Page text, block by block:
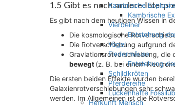
Kambrische
Kambrische
Vierbeiner
Entstehung
Vögel
Fledermäuse
Entstehung
Schildkröten
Pferdereihe
Lückenhafte
Herkunft Mensch
1.5 Gibt es noch andere
Es gibt nach dem heutigen Wissen in
Die kosmologische
Die Rotverschiebung aufgrund
Graviationsrotverschiebung, die
bewegt (z. B. bei einem
Die ersten beiden Effekte wurden
Galaxienrotverschiebungen sehr
werden. Im Allgemeinen ist die